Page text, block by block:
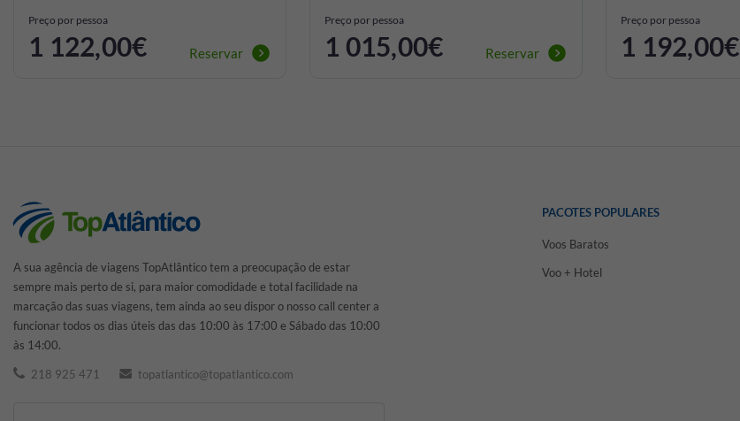
Preço por pessoa
1 122,00€ Reservar
Preço por pessoa
1 015,00€ Reservar
Preço por pessoa
1 192,00€
A sua agência de viagens TopAtlântico tem a preocupação de estar
sempre mais perto de si, para maior comodidade e total facilidade na
marcação das suas viagens, tem ainda ao seu dispor o nosso call center a
funcionar todos os dias úteis das das 10:00 às 17:00 e Sábado das 10:00
às 14:00.
218 925 471 topatlantico@topatlantico.com
PACOTES POPULARES
Voos Baratos
Voo + Hotel